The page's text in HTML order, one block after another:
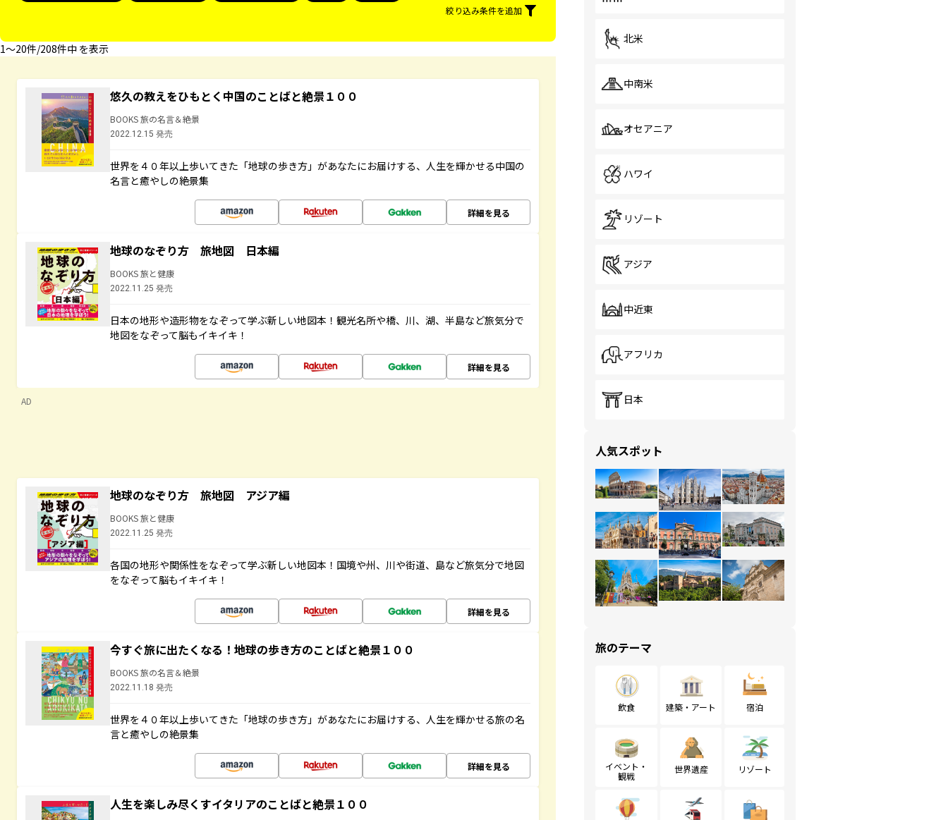
絞り込み条件を追加
1〜20件/208件中 を表示
悠久の教えをひもとく中国のことばと絶景１００
BOOKS 旅の名言＆絶景
2022.12.15 発売
世界を４０年以上歩いてきた「地球の歩き方」があなたにお届けする、人生を輝かせる中国の
名言と癒やしの絶景集
詳細を見る
地球のなぞり方 旅地図 日本編
BOOKS 旅と健康
2022.11.25 発売
日本の地形や造形物をなぞって学ぶ新しい地図本！観光名所や橋、川、湖、半島など旅気分で
地図をなぞって脳もイキイキ！
詳細を見る
AD
地球のなぞり方 旅地図 アジア編
BOOKS 旅と健康
2022.11.25 発売
各国の地形や関係性をなぞって学ぶ新しい地図本！国境や州、川や街道、島など旅気分で地図
をなぞって脳もイキイキ！
詳細を見る
今すぐ旅に出たくなる！地球の歩き方のことばと絶景１００
BOOKS 旅の名言＆絶景
2022.11.18 発売
世界を４０年以上歩いてきた「地球の歩き方」があなたにお届けする、人生を輝かせる旅の名
言と癒やしの絶景集
詳細を見る
人生を楽しみ尽くすイタリアのことばと絶景１００
北米
中南米
オセアニア
ハワイ
リゾート
アジア
中近東
アフリカ
日本
人気スポット
旅のテーマ
飲食 建築・アート 宿泊
イベント・
観戦
世界遺産 リゾート